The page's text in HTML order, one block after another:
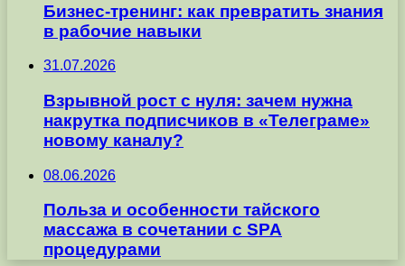
Бизнес-тренинг: как превратить знания
в рабочие навыки
31.07.2026
Взрывной рост с нуля: зачем нужна
накрутка подписчиков в «Телеграме»
новому каналу?
08.06.2026
Польза и особенности тайского
массажа в сочетании с SPA
процедурами